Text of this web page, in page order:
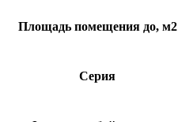
Площадь помещения до, м2
Серия